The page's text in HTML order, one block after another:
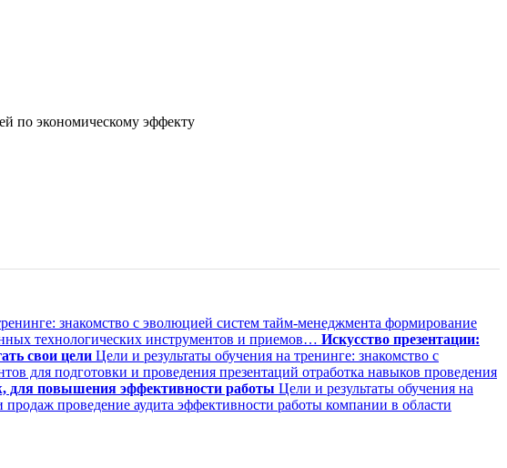
по экономическому эффекту
знакомство с эволюцией систем тайм-менеджмента формирование
технологических инструментов и приемов… Искусство презентации:
свои цели Цели и результаты обучения на тренинге: знакомство с
для подготовки и проведения презентаций отработка навыков проведения
для повышения эффективности работы Цели и результаты обучения на
проведение аудита эффективности работы компании в области